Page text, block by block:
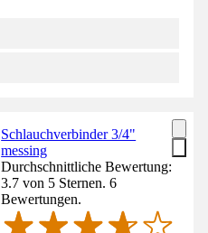
Schlauchverbinder 3/4"
messing
Durchschnittliche Bewertung:
3.7 von 5 Sternen. 6
Bewertungen.